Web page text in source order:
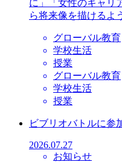
に」「女性のキャリ
ら将来像を描けるよ
グローバル教育
学校生活
授業
グローバル教育
学校生活
授業
ビブリオバトルに参
2026.07.27
お知らせ